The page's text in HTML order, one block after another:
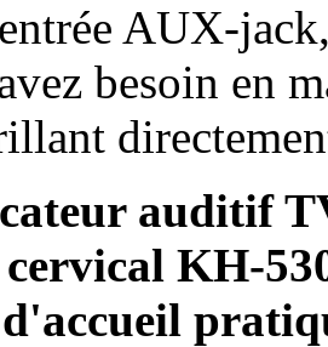
AUX-
besoin en
auditif
KH-